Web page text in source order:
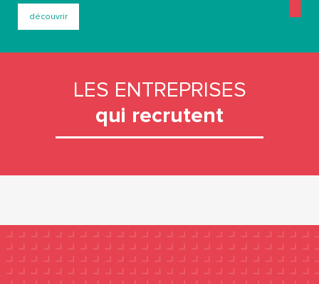
découvrir
LES ENTREPRISES
qui recrutent